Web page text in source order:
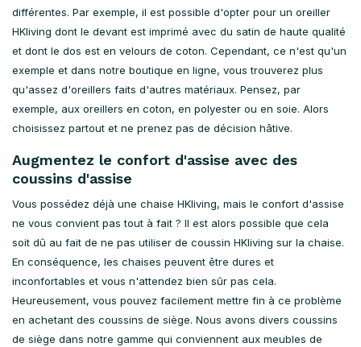
différentes. Par exemple, il est possible d'opter pour un oreiller
HKliving dont le devant est imprimé avec du satin de haute qualité
et dont le dos est en velours de coton. Cependant, ce n'est qu'un
exemple et dans notre boutique en ligne, vous trouverez plus
qu'assez d'oreillers faits d'autres matériaux. Pensez, par
exemple, aux oreillers en coton, en polyester ou en soie. Alors
choisissez partout et ne prenez pas de décision hâtive.
Augmentez le confort d'assise avec des
coussins d'assise
Vous possédez déjà une chaise HKliving, mais le confort d'assise
ne vous convient pas tout à fait ? Il est alors possible que cela
soit dû au fait de ne pas utiliser de coussin HKliving sur la chaise.
En conséquence, les chaises peuvent être dures et
inconfortables et vous n'attendez bien sûr pas cela.
Heureusement, vous pouvez facilement mettre fin à ce problème
en achetant des coussins de siège. Nous avons divers coussins
de siège dans notre gamme qui conviennent aux meubles de